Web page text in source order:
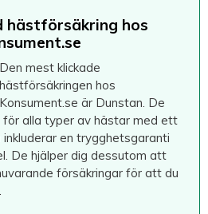
hästförsäkring hos
Den mest klickade
hästförsäkringen hos
Konsument.se är Dunstan. De
för alla typer av hästar med ett
en trygghetsgaranti
De hjälper dig dessutom att
försäkringar för att du